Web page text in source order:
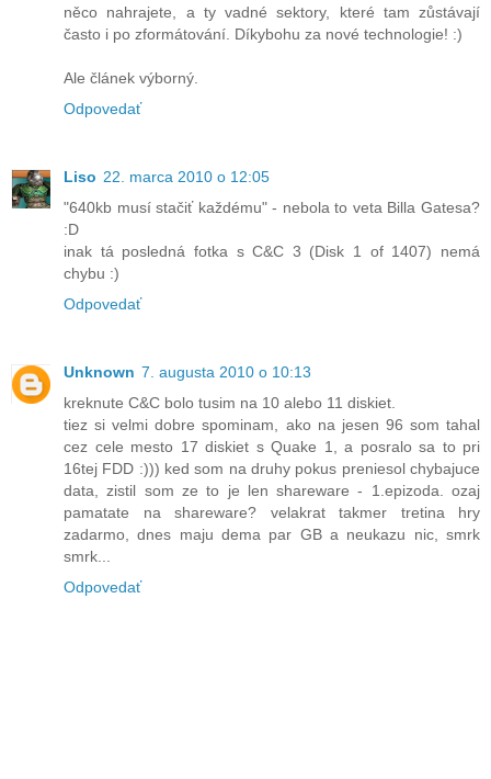
něco nahrajete, a ty vadné sektory, které tam zůstávají
často i po zformátování. Díkybohu za nové technologie! :)
Ale článek výborný.
Odpovedať
Liso 22. marca 2010 o 12:05
"640kb musí stačiť každému" - nebola to veta Billa Gatesa?
:D
inak tá posledná fotka s C&C 3 (Disk 1 of 1407) nemá
chybu :)
Odpovedať
Unknown 7. augusta 2010 o 10:13
kreknute C&C bolo tusim na 10 alebo 11 diskiet.
tiez si velmi dobre spominam, ako na jesen 96 som tahal
cez cele mesto 17 diskiet s Quake 1, a posralo sa to pri
16tej FDD :))) ked som na druhy pokus preniesol chybajuce
data, zistil som ze to je len shareware - 1.epizoda. ozaj
pamatate na shareware? velakrat takmer tretina hry
zadarmo, dnes maju dema par GB a neukazu nic, smrk
smrk...
Odpovedať